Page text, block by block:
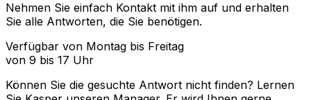
Nehmen Sie einfach Kontakt mit ihm auf und erhalten
Sie alle Antworten, die Sie benötigen.
Verfügbar von Montag bis Freitag
von 9 bis 17 Uhr
Können Sie die gesuchte Antwort nicht finden? Lernen